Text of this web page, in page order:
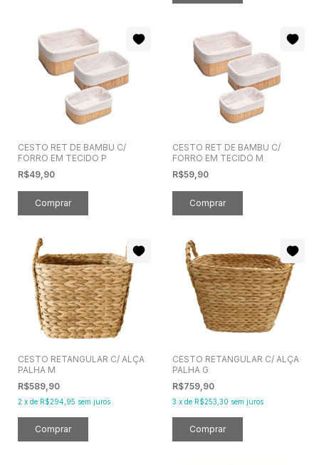
CESTO RET DE BAMBU C/
FORRO EM TECIDO P
R$49,90
CESTO RET DE BAMBU C/
FORRO EM TECIDO M
R$59,90
CESTO RETANGULAR C/ ALÇA
PALHA M
R$589,90
2 x de R$294,95 sem juros
CESTO RETANGULAR C/ ALÇA
PALHA G
R$759,90
3 x de R$253,30 sem juros